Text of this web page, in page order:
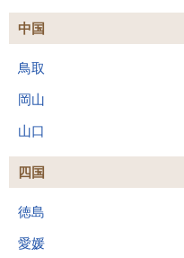
中国
鳥取
岡山
山口
四国
徳島
愛媛